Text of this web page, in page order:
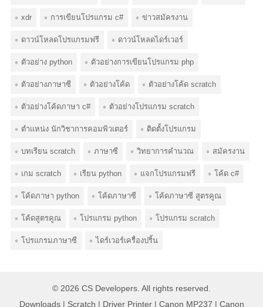
xdr การเขียนโปรแกรม c# ข่าวสมัครงาน
ดาวน์โหลดโปรแกรมฟรี ดาวน์โหลดไดร์เวอร์
ตัวอย่าง python ตัวอย่างการเขียนโปรแกรม php
ตัวอย่างภาษาซี ตัวอย่างโค้ด ตัวอย่างโค้ด scratch
ตัวอย่างโค้ดภาษา c# ตัวอย่างโปรแกรม scratch
ตำแหน่ง นักวิชาการคอมพิวเตอร์ ติดตั้งโปรแกรม
บทเรียน scratch ภาษาซี วิทยาการคำนวณ สมัครงาน
เกม scratch เรียน python แจกโปรแกรมฟรี โค้ด c#
โค้ดภาษา python โค้ดภาษาซี โค้ดภาษาซี สูตรคูณ
โค้ดสูตรคูณ โปรแกรม python โปรแกรม scratch
โปรแกรมภาษาซี ไดร์เวอร์เครื่องปริ้น
© 2026 CS Developers . All rights reserved.
Downloads| Scratch | Driver Printer| Canon MP237 | Canon